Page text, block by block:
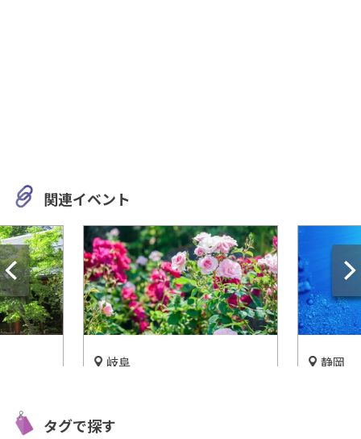
関連イベント
ィー
岐阜
開催中
静岡
タグで探す